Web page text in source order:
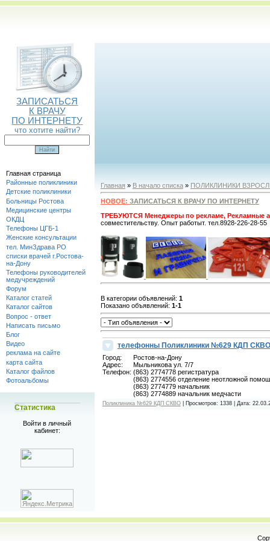
ЗАПИСАТЬСЯ
К ВРАЧУ
ПО ИНТЕРНЕТУ
что хотите найти?
Главная страница
Районные поликлиники
Детские поликлиники
Больницы Ростова
Медицинские центры
ОКДЦ
Телефоны ЦГБ-1
Женские консультации
тел. МинЗдрава РО
списки врачей г.Ростова-
на-Дону
Телефоны руководителей
медучреждений
Форум
Каталог статей
Каталог сайтов
Вопрос - ответ
Написать письмо
Блог
Видео
реклама на сайте
карта сайта
Каталог файлов
Фотоальбомы
Статистика
Войти в личный
кабинет:
Главная » В начало списка» ПОЛИКЛИНИКИ
НОВОЕ: ЗАПИСАТЬСЯ К ВРАЧУ ПО ИНТЕРНЕТУ
ТРЕБУЮТСЯ Менеджеры по рекламе, Рекламные
совместительству. Опыт работыт. тел.8928-226-28-55
В категории объявлений: 1
Показано объявлений: 1-1
телефонны Поликлиники №629 КДП СКВО
Город:
Ростов-на-Дону
Адрес:
Мыльникова ул. 7/7
Телефон: (863) 2774778 регистратура
(863) 2774556 отделение неотложной
(863) 2774779 начальник
(863) 2774889 начальник медчасти
Поликлиника №629 КДП СКВО| Просмотров: 1338| Дата: